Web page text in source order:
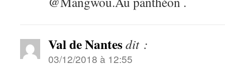
Val de Nantesdit :
03/12/2018 à 12:55